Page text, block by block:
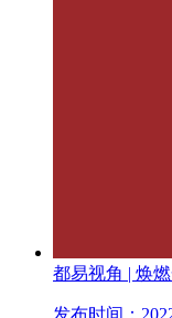
都易视角 | 焕
发布时间：